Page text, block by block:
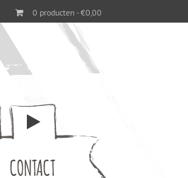
0 producten -€0,00
CONTACT